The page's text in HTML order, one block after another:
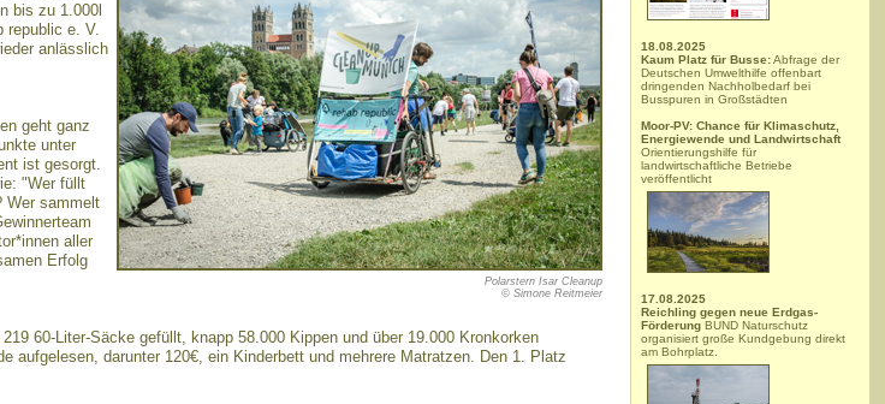
Polarstern Isar Cleanup
© Simone Reitmeier
bis zu 1.000l
republic e. V.
anlässlich
geht ganz
unter
ist gesorgt.
"Wer füllt
Wer sammelt
aller
Erfolg
60-Liter-Säcke gefüllt, knapp 58.000 Kippen und über 19.000 Kronkorken
aufgelesen, darunter 120€, ein Kinderbett und mehrere Matratzen. Den 1. Platz
18.08.2025
Kaum Platz für Busse:Abfrage der
Deutschen Umwelthilfe offenbart
dringenden Nachholbedarf bei
Busspuren in Großstädten
Moor-PV: Chance für Klimaschutz,
Energiewende und Landwirtschaft
Orientierungshilfe für
landwirtschaftliche Betriebe
veröffentlicht
17.08.2025
Reichling gegen neue Erdgas-
Förderung BUND Naturschutz
organisiert große Kundgebung direkt
am Bohrplatz.